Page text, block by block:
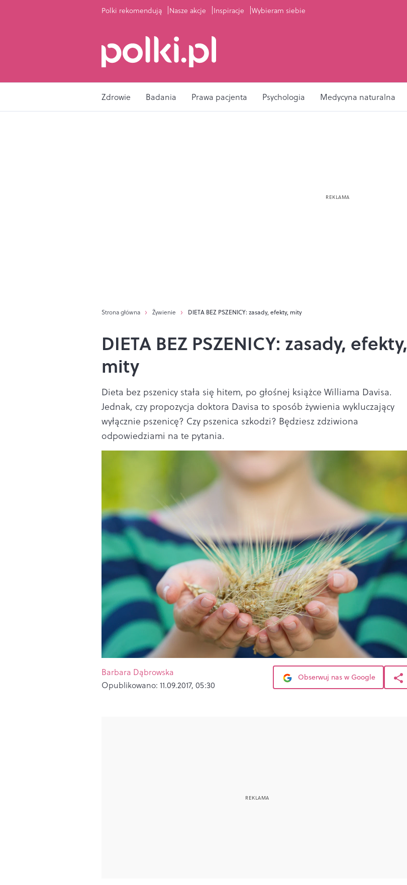
Polki rekomendują Nasze akcje Inspiracje Wybieram siebie
Zdrowie Badania Prawa pacjenta Psychologia Medycyna naturalna
Strona główna Żywienie DIETA BEZ PSZENICY: zasady, efekty, mity
DIETA BEZ PSZENICY: zasady, efekty,
mity
Dieta bez pszenicy stała się hitem, po głośnej książce Williama Davisa.
Jednak, czy propozycja doktora Davisa to sposób żywienia wykluczający
wyłącznie pszenicę? Czy pszenica szkodzi? Będziesz zdziwiona
odpowiedziami na te pytania.
Barbara Dąbrowska
Opublikowano: 11.09.2017, 05:30
Obserwuj nas w Google